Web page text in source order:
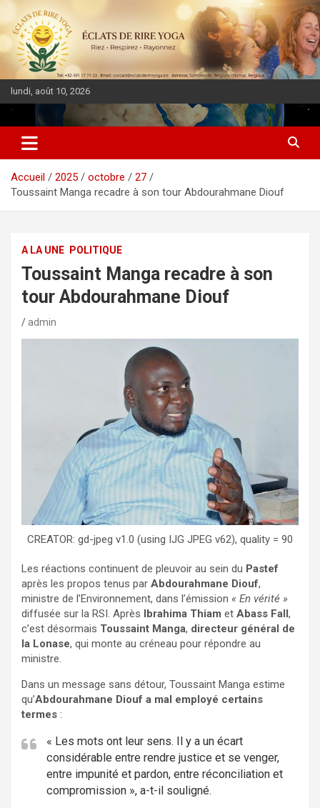
lundi, août 10, 2026
DIASPORA PULSE
Accueil 2025 octobre
27
Toussaint Manga recadre à son tour Abdourahmane Diouf
A LA UNE POLITIQUE
Toussaint Manga recadre à son
tour Abdourahmane Diouf
admin
CREATOR: gd-jpeg v1.0 (using IJG JPEG v62), quality = 90
Les réactions continuent de pleuvoir au sein du Pastef
après les propos tenus par Abdourahmane Diouf,
ministre de l’Environnement, dans l’émission « En vérité »
diffusée sur la RSI. Après Ibrahima Thiam et Abass Fall,
c’est désormais Toussaint Manga, directeur général de
la Lonase, qui monte au créneau pour répondre au
ministre.
Dans un message sans détour, Toussaint Manga estime
qu’Abdourahmane Diouf a mal employé certains
termes :
« Les mots ont leur sens. Il y a un écart
considérable entre rendre justice et se venger,
entre impunité et pardon, entre réconciliation et
compromission », a-t-il souligné.